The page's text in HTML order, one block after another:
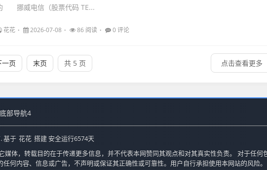
挪威电信（股票代码 TE...
花花 2026-07-08 86 阅读 0 评论
一页 末页 共 5 页 点击查看更多
底部导航4
基于 花花 搭建 安全运行6574天
媒体，转载目的在于传递更多信息，并不代表本网赞同其观点和对其真实性负责。 对于任何
何内容、信息或广告，不声明或保证其正确性或可靠性。用户自行承担使用本网站的风险